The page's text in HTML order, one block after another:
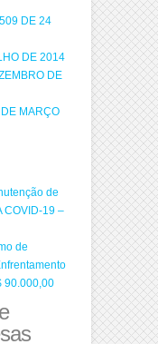
DE 24
DE 2014
DE
MARÇO
de
COVID-19 –
de
90.000,00